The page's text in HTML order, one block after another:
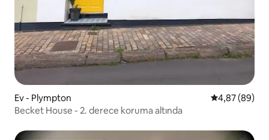
Ev - Plympton 5 üzerinden
4,87 (89)
Becket House - 2. derece koruma altında